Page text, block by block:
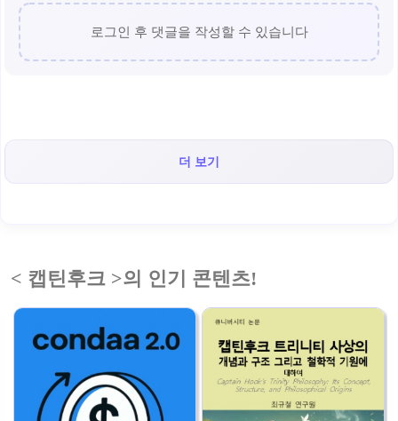
로그인 후 댓글을 작성할 수 있습니다
더 보기
< 캡틴후크 >의 인기 콘텐츠!